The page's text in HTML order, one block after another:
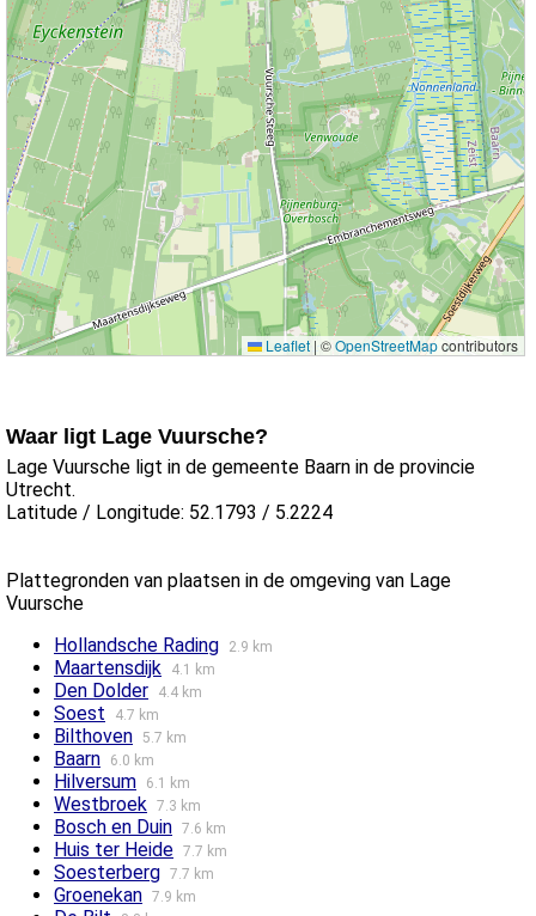
Leaflet | ©OpenStreetMapcontributors
Waar ligt Lage Vuursche?
Lage Vuursche ligt in de gemeente Baarn in de provincie
Utrecht.
Latitude / Longitude: 52.1793 / 5.2224
Plattegronden van plaatsen in de omgeving van Lage
Vuursche
Hollandsche Rading
2.9 km
Maartensdijk 4.1 km
Den Dolder 4.4 km
Soest 4.7 km
Bilthoven 5.7 km
Baarn 6.0 km
Hilversum 6.1 km
Westbroek 7.3 km
Bosch en Duin 7.6 km
Huis ter Heide 7.7 km
Soesterberg 7.7 km
Groenekan 7.9 km